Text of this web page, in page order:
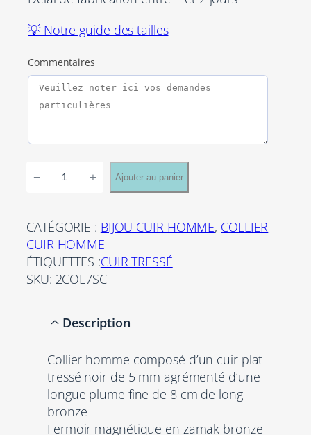
💡 Notre guide des tailles
Commentaires
n
t
i
t
− + Ajouter au panier
CATÉGORIE : BIJOU CUIR HOMME, COLLIER
CUIR HOMME
ÉTIQUETTES :CUIR TRESSÉ
SKU: 2COL7SC
Description
Collier homme composé d’un cuir plat
tressé noir de 5 mm agrémenté d’une
longue plume fine de 8 cm de long
bronze
Fermoir magnétique en zamak bronze